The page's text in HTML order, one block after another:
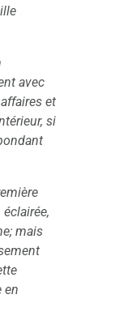
avec
et
si
mais
en